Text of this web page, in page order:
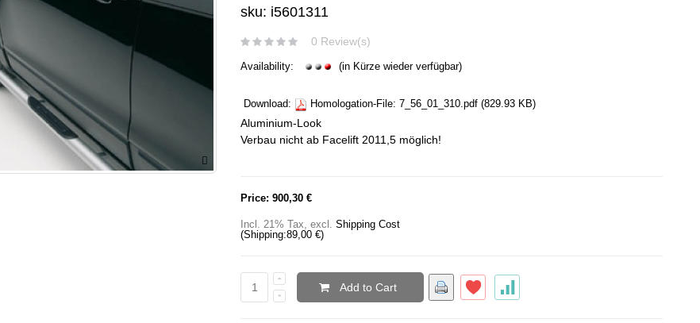
sku: i5601311
0 Review(s)
Availability: (in Kürze wieder verfügbar)
Download: Homologation-File:7_56_01_310.pdf (829.93 KB)
Aluminium-Look
Verbau nicht ab Facelift 2011,5 möglich!
Price: 900,30 €
Incl. 21% Tax,excl.Shipping Cost
(Shipping:89,00 €)
Add to Cart